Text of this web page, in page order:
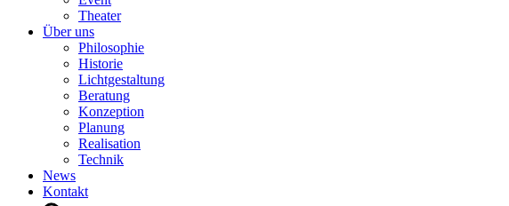
Theater
Über uns
Philosophie
Historie
Lichtgestaltung
Beratung
Konzeption
Planung
Realisation
Technik
News
Kontakt